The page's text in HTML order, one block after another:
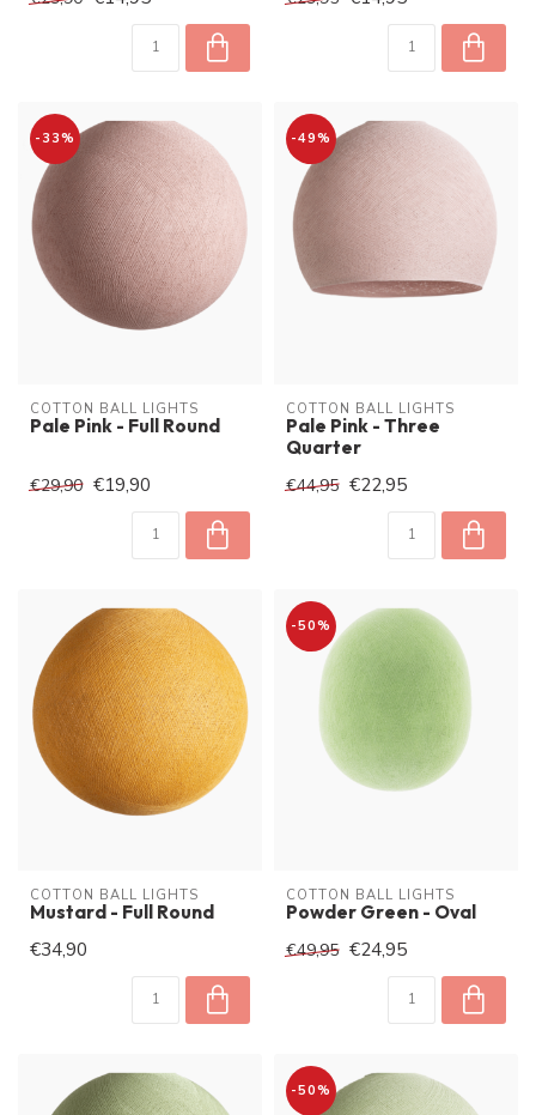
-33%
COTTON BALL LIGHTS
Pale Pink - Full Round
€29,90 €19,90
-49%
COTTON BALL LIGHTS
Pale Pink - Three
Quarter
€44,95 €22,95
COTTON BALL LIGHTS
Mustard - Full Round
€34,90
-50%
COTTON BALL LIGHTS
Powder Green - Oval
€49,95 €24,95
-50%